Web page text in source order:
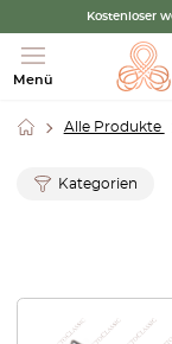
Kostenloser
Menü
Alle Produkte
Kategorien